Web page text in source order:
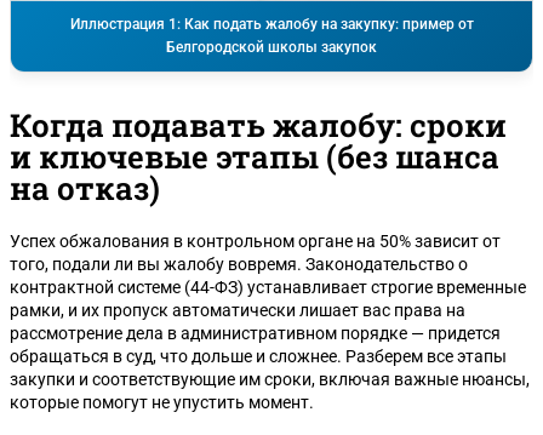
Иллюстрация 1: Как подать жалобу на закупку: пример от
Белгородской школы закупок
Когда подавать жалобу: сроки
и ключевые этапы (без шанса
на отказ)
Успех обжалования в контрольном органе на 50% зависит от
того, подали ли вы жалобу вовремя. Законодательство о
контрактной системе (44-ФЗ) устанавливает строгие временные
рамки, и их пропуск автоматически лишает вас права на
рассмотрение дела в административном порядке — придется
обращаться в суд, что дольше и сложнее. Разберем все этапы
закупки и соответствующие им сроки, включая важные нюансы,
которые помогут не упустить момент.